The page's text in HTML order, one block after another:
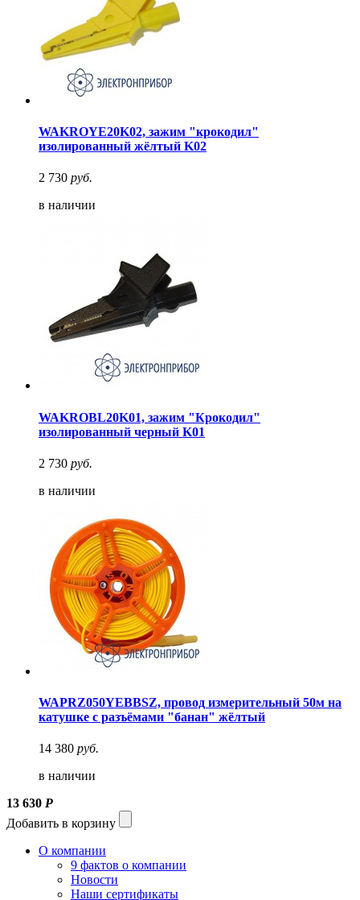
WAKROYE20K02, зажим "крокодил"
изолированный жёлтый K02
2 730 руб.
в наличии
WAKROBL20K01, зажим "Крокодил"
изолированный черный K01
2 730 руб.
в наличии
WAPRZ050YEBBSZ, провод измерительный 50м на
катушке с разъёмами "банан" жёлтый
14 380 руб.
в наличии
13 630 Р
Добавить в корзину
О компании
9 фактов о компании
Новости
Наши сертификаты